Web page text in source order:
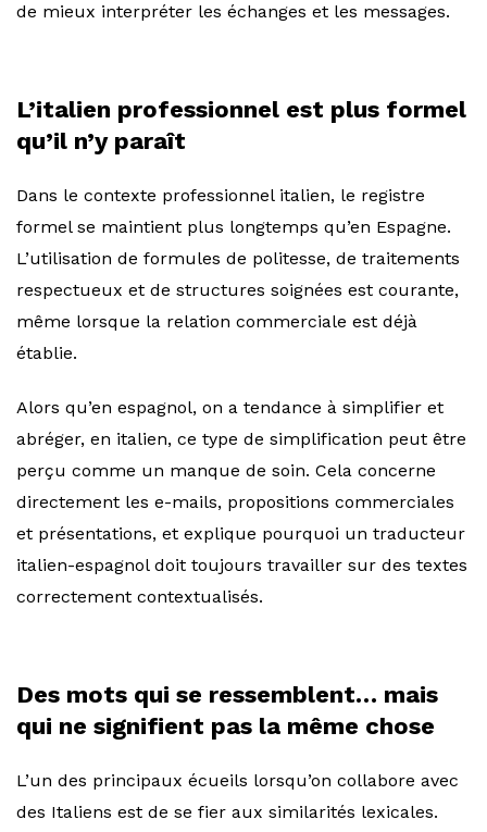
de mieux interpréter les échanges et les messages.
L’italien professionnel est plus formel
qu’il n’y paraît
Dans le contexte professionnel italien, le registre
formel se maintient plus longtemps qu’en Espagne.
L’utilisation de formules de politesse, de traitements
respectueux et de structures soignées est courante,
même lorsque la relation commerciale est déjà
établie.
Alors qu’en espagnol, on a tendance à simplifier et
abréger, en italien, ce type de simplification peut être
perçu comme un manque de soin. Cela concerne
directement les e-mails, propositions commerciales
et présentations, et explique pourquoi un traducteur
italien-espagnol doit toujours travailler sur des textes
correctement contextualisés.
Des mots qui se ressemblent… mais
qui ne signifient pas la même chose
L’un des principaux écueils lorsqu’on collabore avec
des Italiens est de se fier aux similarités lexicales.